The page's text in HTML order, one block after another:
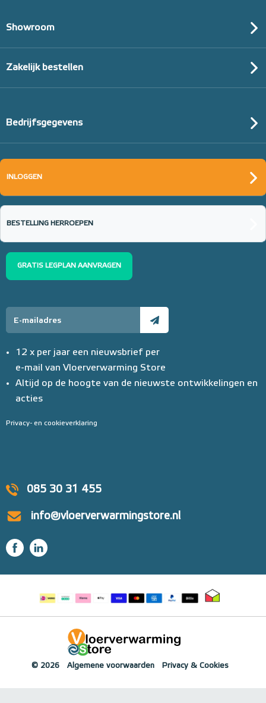
085 30 31 455
info@vloerverwarmingstore.nl
Showroom
Zakelijk bestellen
Bedrijfsgegevens
INLOGGEN
BESTELLING HERROEPEN
GRATIS LEGPLAN AANVRAGEN
12 x per jaar een nieuwsbrief per
e-mail van Vloerverwarming Store
Altijd op de hoogte van de nieuwste ontwikkelingen en
acties
Privacy- en cookieverklaring
© 2026 Algemene voorwaarden Privacy & Cookies